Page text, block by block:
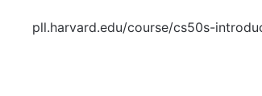
pll.harvard.edu/course/cs50s-